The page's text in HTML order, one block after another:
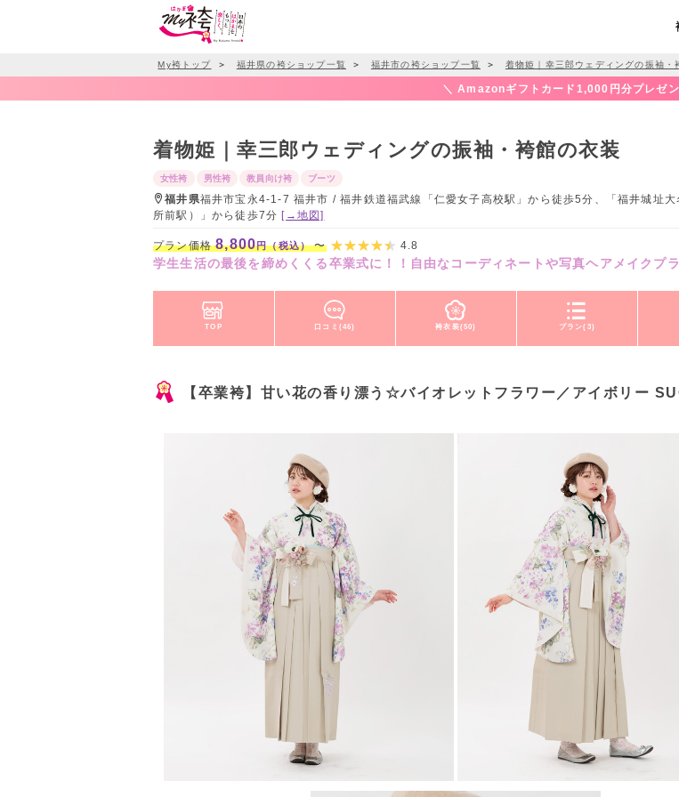
My袴トップ ＞ 福井県の袴ショップ一覧 ＞ 福井市の袴ショップ一覧 ＞ 着物姫｜幸三郎ウェディングの振袖・
＼ Amazonギフトカード1,000円分プレゼ
着物姫｜幸三郎ウェディングの振袖・袴館の衣装
女性袴 男性袴 教員向け袴 ブーツ
福井県福井市宝永4-1-7 福井市 / 福井鉄道福武線「仁愛女子高校駅」から徒歩5分、「福井城址大
所前駅）」から徒歩7分 [→地図]
プラン価格8,800円（税込）〜 4.8
学生生活の最後を締めくくる卒業式に！！自由なコーディネートや写真ヘアメイクプ
TOP 口コミ(46) 袴衣装(50) プラン(3)
【卒業袴】甘い花の香り漂う☆バイオレットフラワー／アイボリー